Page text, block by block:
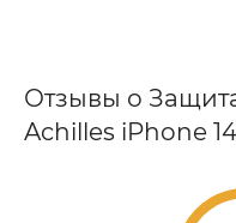
Отзывы о
Achilles iPhone